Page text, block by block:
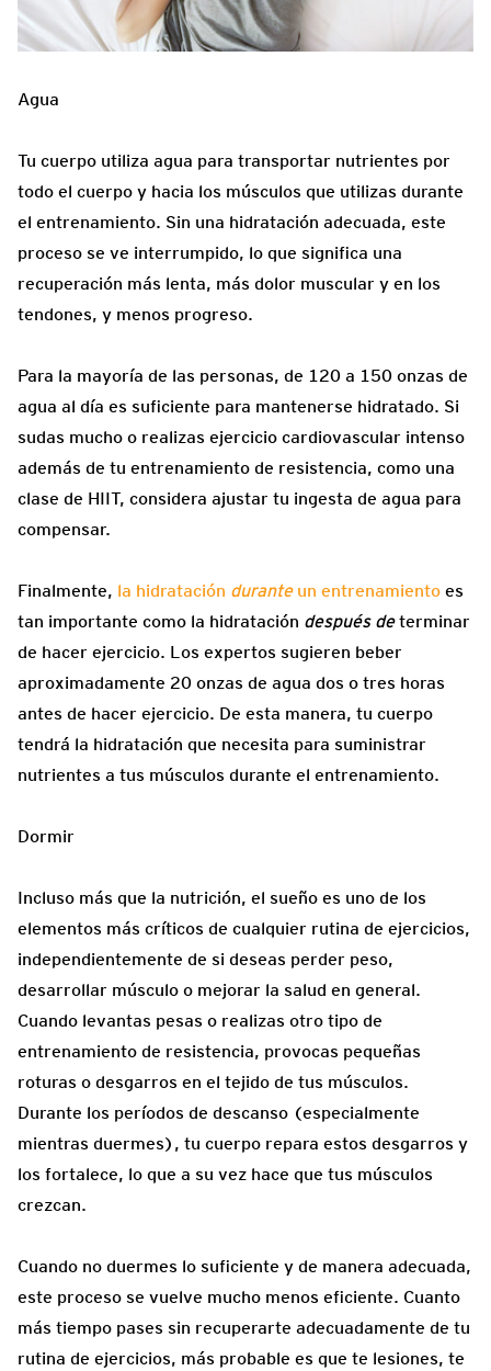
Agua
Tu cuerpo utiliza agua para transportar nutrientes por
todo el cuerpo y hacia los músculos que utilizas durante
el entrenamiento. Sin una hidratación adecuada, este
proceso se ve interrumpido, lo que significa una
recuperación más lenta, más dolor muscular y en los
tendones, y menos progreso.
Para la mayoría de las personas, de 120 a 150 onzas de
agua al día es suficiente para mantenerse hidratado. Si
sudas mucho o realizas ejercicio cardiovascular intenso
además de tu entrenamiento de resistencia, como una
clase de HIIT, considera ajustar tu ingesta de agua para
compensar.
Finalmente, la hidratación durante un entrenamiento es
tan importante como la hidratación después determinar
de hacer ejercicio. Los expertos sugieren beber
aproximadamente 20 onzas de agua dos o tres horas
antes de hacer ejercicio. De esta manera, tu cuerpo
tendrá la hidratación que necesita para suministrar
nutrientes a tus músculos durante el entrenamiento.
Dormir
Incluso más que la nutrición, el sueño es uno de los
elementos más críticos de cualquier rutina de ejercicios,
independientemente de si deseas perder peso,
desarrollar músculo o mejorar la salud en general.
Cuando levantas pesas o realizas otro tipo de
entrenamiento de resistencia, provocas pequeñas
roturas o desgarros en el tejido de tus músculos.
Durante los períodos de descanso (especialmente
mientras duermes), tu cuerpo repara estos desgarros y
los fortalece, lo que a su vez hace que tus músculos
crezcan.
Cuando no duermes lo suficiente y de manera adecuada,
este proceso se vuelve mucho menos eficiente. Cuanto
más tiempo pases sin recuperarte adecuadamente de tu
rutina de ejercicios, más probable es que te lesiones, te